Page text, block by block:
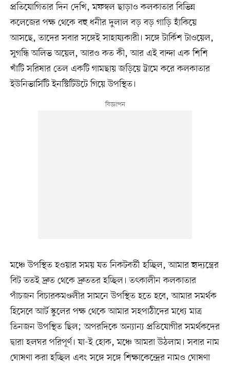
প্রতিযোগিতার দিন দেখি, মফস্বল ছাড়াও কলকাতার বিভিন্ন
কলেজের পক্ষ থেকে বহু ধনীর দুলাল বড় বড় গাড়ি হাঁকিয়ে
আসছে, তাদের সবার সঙ্গেই সাহায্যকারী। সঙ্গে টার্কিশ টাওয়েল,
সুগন্ধি অলিভ অয়েল, আরও কত কী, আর এই বান্দা এক শিশি
খাঁটি সরিষার তেল একটি গামছায় জড়িয়ে ট্রামে করে কলকাতার
ইউনিভার্সিটি ইনস্টিটিউটে গিয়ে উপস্থিত।
মঞ্চে উপস্থিত হওয়ার সময় যত নিকটবর্তী হচ্ছিল, আমার হৃদ্যন্ত্রের
বিট ততই দ্রুত থেকে দ্রুততর হচ্ছিল। তৎকালীন কলকাতার
পাঁচজন বিচারকমণ্ডলীর সামনে উপস্থিত হতে হবে, আমার সমর্থক
হিসেবে আর্ট স্কুলের পক্ষ থেকে আমার সহপাঠীদের মধ্যে মাত্র
তিনজন উপস্থিত ছিল; অপরদিকে অন্যান্য প্রতিযোগীর সমর্থকদের
দ্বারা হলঘর পরিপূর্ণ। যা-ই হোক, মঞ্চে আমরা উঠলাম। সবার নাম
ঘোষণা করা হচ্ছিল এবং সঙ্গে সঙ্গে শিক্ষাকেন্দ্রের নামও ঘোষণা